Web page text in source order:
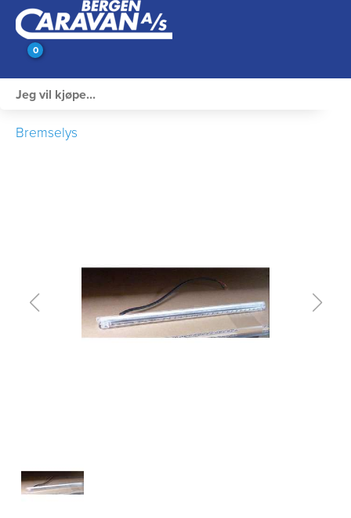
0
Rengjøring & Vedlikehold
Bil, vogn & henger
Bremselys